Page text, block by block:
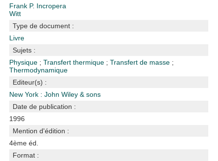
Frank P. Incropera
Witt
Type de document :
Livre
Sujets :
Physique ;Transfert thermique ;Transfert de masse ;
Thermodynamique
Editeur(s) :
New York : John Wiley & sons
Date de publication :
1996
Mention d'édition :
4ème éd.
Format :